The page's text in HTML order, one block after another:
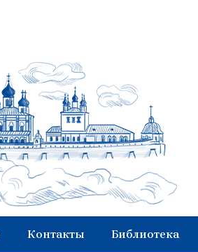
Контакты Библиотека